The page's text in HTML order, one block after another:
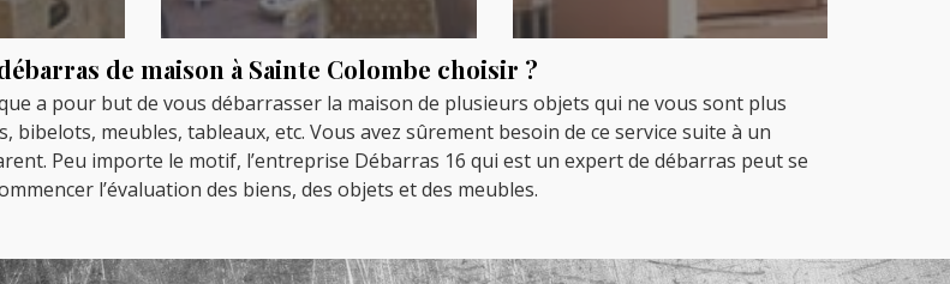
de maison à Sainte Colombe choisir ?
a pour but de vous débarrasser la maison de plusieurs objets qui ne vous sont plus
bibelots, meubles, tableaux, etc. Vous avez sûrement besoin de ce service suite à un
Peu importe le motif, l’entreprise Débarras 16 qui est un expert de débarras peut se
l’évaluation des biens, des objets et des meubles.